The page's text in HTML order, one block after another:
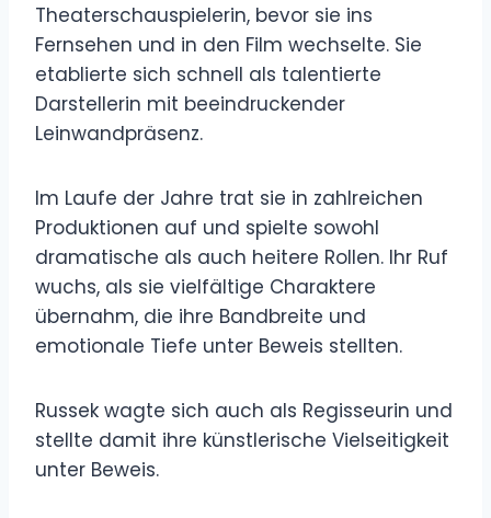
Theaterschauspielerin, bevor sie ins
Fernsehen und in den Film wechselte. Sie
etablierte sich schnell als talentierte
Darstellerin mit beeindruckender
Leinwandpräsenz.
Im Laufe der Jahre trat sie in zahlreichen
Produktionen auf und spielte sowohl
dramatische als auch heitere Rollen. Ihr Ruf
wuchs, als sie vielfältige Charaktere
übernahm, die ihre Bandbreite und
emotionale Tiefe unter Beweis stellten.
Russek wagte sich auch als Regisseurin und
stellte damit ihre künstlerische Vielseitigkeit
unter Beweis.